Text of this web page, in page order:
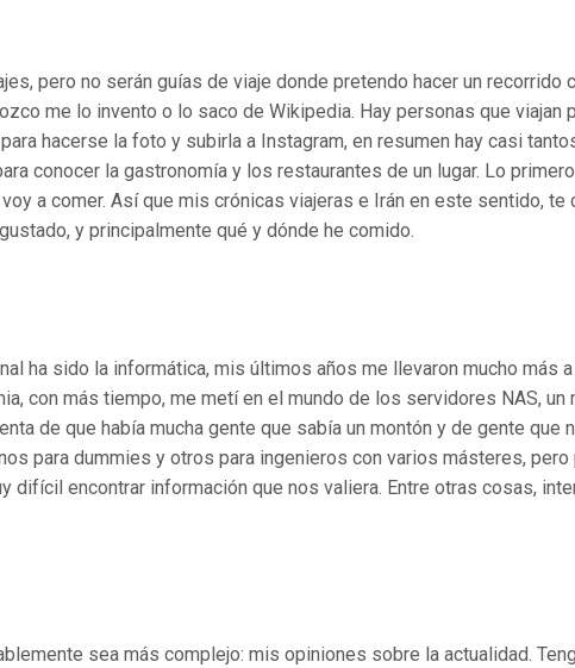
pero no serán guías de viaje donde pretendo hacer un recorrido
me lo invento o lo saco de Wikipedia. Hay personas que viajan
hacerse la foto y subirla a Instagram, en resumen hay casi
conocer la gastronomía y los restaurantes de un lugar. Lo
a comer. Así que mis crónicas viajeras e Irán en este sentido, te
y principalmente qué y dónde he comido.
ha sido la informática, mis últimos años me llevaron mucho más
con más tiempo, me metí en el mundo de los servidores NAS, un
de que había mucha gente que sabía un montón y de gente que
para dummies y otros para ingenieros con varios másteres,
difícil encontrar información que nos valiera. Entre otras cosas,
sea más complejo: mis opiniones sobre la actualidad.